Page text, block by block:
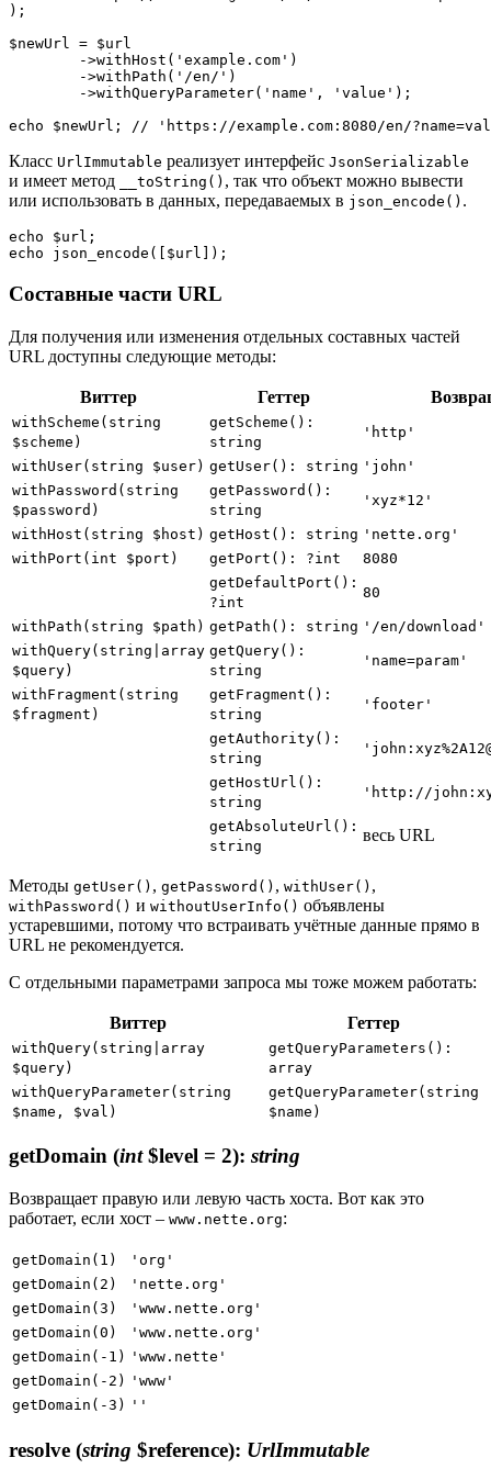
);
$newUrl = $url
Класс UrlImmutable реализует интерфейс JsonSerializable
и имеет метод __toString() , так что объект можно вывести
или использовать в данных, передаваемых в json_encode() .
echo $url;
Составные части URL
Для получения или изменения отдельных составных частей
URL доступны следующие методы:
Виттер Геттер
withScheme(string
$scheme)
getScheme():
string
'http'
withUser(string $user) getUser(): string 'john'
withPassword(string
$password)
getPassword():
string
'xyz*12'
withHost(string $host) getHost(): string 'nette.org'
withPort(int $port)
getPort(): ?int
8080
getDefaultPort():
?int
80
withPath(string $path) getPath(): string '/en/download'
withQuery(string|array
$query)
getQuery():
string
'name=param'
withFragment(string
$fragment)
getFragment():
string
'footer'
getAuthority():
string
getHostUrl():
string
'http://
getAbsoluteUrl():
string
весь URL
Методы getUser() , getPassword() , withUser() ,
withPassword() и withoutUserInfo() объявлены
устаревшими, потому что встраивать учётные данные прямо в
URL не рекомендуется.
С отдельными параметрами запроса мы тоже можем работать:
Виттер Геттер
withQuery(string|array
$query)
getQueryParameters():
array
withQueryParameter(string
$name, $val)
getQueryParameter(string
$name)
getDomain (int$level = 2): string
Возвращает правую или левую часть хоста. Вот как это
работает, если хост – www.nette.org:
getDomain(1)
'org'
getDomain(2)
'nette.org'
getDomain(3)
'www.nette.org'
getDomain(0)
'www.nette.org'
getDomain(-1)
'www.nette'
getDomain(-2)
'www'
getDomain(-3)
''
resolve (string $reference): UrlImmutable